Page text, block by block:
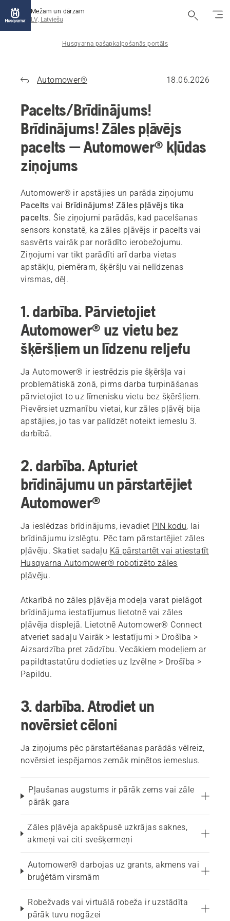
Mežam un dārzam
LV, Latviešu
Husqvarna pašapkalpošanās portāls
Automower® 18.06.2026
Pacelts/Brīdinājums!
Brīdinājums! Zāles pļāvējs
pacelts — Automower® kļūdas
ziņojums
Automower® ir apstājies un parāda ziņojumu
Pacelts vai Brīdinājums! Zāles pļāvējs tika
pacelts. Šie ziņojumi parādās, kad pacelšanas
sensors konstatē, ka zāles pļāvējs ir pacelts vai
sasvērts vairāk par norādīto ierobežojumu.
Ziņojumi var tikt parādīti arī darba vietas
apstākļu, piemēram, šķēršļu vai nelīdzenas
virsmas, dēļ.
1. darbība. Pārvietojiet
Automower® uz vietu bez
šķēršļiem un līdzenu reljefu
Ja Automower® ir iestrēdzis pie šķēršļa vai
problemātiskā zonā, pirms darba turpināšanas
pārvietojiet to uz līmenisku vietu bez šķēršļiem.
Pievērsiet uzmanību vietai, kur zāles pļāvēj bija
apstājies, jo tas var palīdzēt noteikt iemeslu 3.
darbībā.
2. darbība. Apturiet
brīdinājumu un pārstartējiet
Automower®
Ja ieslēdzas brīdinājums, ievadiet PIN kodu, lai
brīdinājumu izslēgtu. Pēc tam pārstartējiet zāles
pļāvēju. Skatiet sadaļu Kā pārstartēt vai atiestatīt
Husqvarna Automower® robotizēto zāles
pļāvēju.
Atkarībā no zāles pļāvēja modeļa varat pielāgot
brīdinājuma iestatījumus lietotnē vai zāles
pļāvēja displejā. Lietotnē Automower® Connect
atveriet sadaļuVairāk > Iestatījumi > Drošība >
Aizsardzība pret zādzību. Vecākiem modeļiem ar
papildtastatūru dodieties uz Izvēlne > Drošība >
Papildu.
3. darbība. Atrodiet un
novērsiet cēloni
Ja ziņojums pēc pārstartēšanas parādās vēlreiz,
novērsiet iespējamos zemāk minētos iemeslus.
Pļaušanas augstums ir pārāk zems vai zāle
pārāk gara
Zāles pļāvēja apakšpusē uzkrājas saknes,
akmeņi vai citi svešķermeņi
Automower® darbojas uz grants, akmens vai
bruģētām virsmām
Robežvads vai virtuālā robeža ir uzstādīta
pārāk tuvu nogāzei